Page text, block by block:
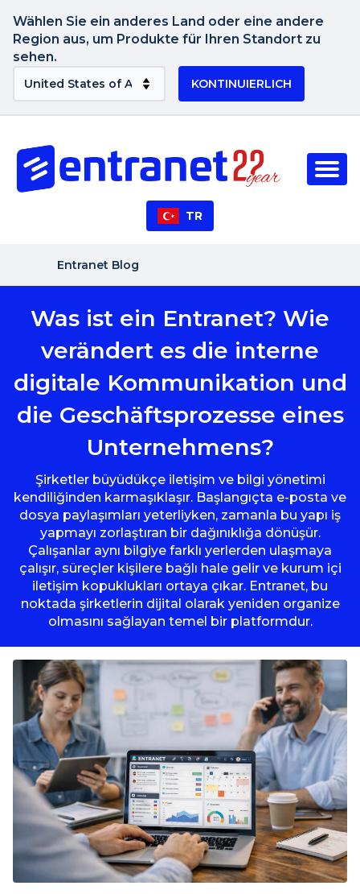
Wählen Sie ein anderes Land oder eine andere
Region aus, um Produkte für Ihren Standort zu
sehen.
KONTINUIERLICH
TR
Entranet Blog
Was ist ein Entranet? Wie
verändert es die interne
digitale Kommunikation und
die Geschäftsprozesse eines
Unternehmens?
Şirketler büyüdükçe iletişim ve bilgi yönetimi
kendiliğinden karmaşıklaşır. Başlangıçta e-posta ve
dosya paylaşımları yeterliyken, zamanla bu yapı iş
yapmayı zorlaştıran bir dağınıklığa dönüşür.
Çalışanlar aynı bilgiye farklı yerlerden ulaşmaya
çalışır, süreçler kişilere bağlı hale gelir ve kurum içi
iletişim kopuklukları ortaya çıkar. Entranet, bu
noktada şirketlerin dijital olarak yeniden organize
olmasını sağlayan temel bir platformdur.